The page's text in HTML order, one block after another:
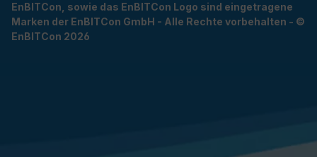
EnBITCon, sowie das EnBITCon Logo sind eingetragene
Marken der EnBITCon GmbH - Alle Rechte vorbehalten - ©
EnBITCon 2026